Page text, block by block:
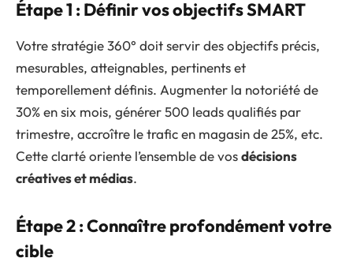
Étape 1 : Définir vos objectifs SMART
Votre stratégie 360° doit servir des objectifs précis,
mesurables, atteignables, pertinents et
temporellement définis. Augmenter la notoriété de
30% en six mois, générer 500 leads qualifiés par
trimestre, accroître le trafic en magasin de 25%, etc.
Cette clarté oriente l’ensemble de vosdécisions
créatives et médias.
Étape 2 : Connaître profondément votre
cible